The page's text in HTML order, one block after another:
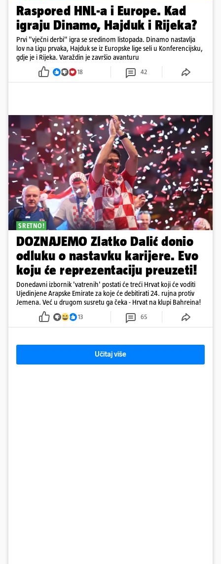
Raspored HNL-a i Europe. Kad
igraju Dinamo, Hajduk i Rijeka?
Prvi "vječni derbi" igra se sredinom listopada. Dinamo nastavlja
lov na Ligu prvaka, Hajduk se iz Europske lige seli u Konferencijsku,
gdje je i Rijeka. Varaždin je završio avanturu
18 42
SRETNO!
DOZNAJEMO Zlatko Dalić donio
odluku o nastavku karijere. Evo
koju će reprezentaciju preuzeti!
Donedavni izbornik 'vatrenih' postati će treći Hrvat koji će voditi
Ujedinjene Arapske Emirate za koje će debitirati 24. rujna protiv
Jemena. Već u drugom susretu ga čeka - Hrvat na klupi Bahreina!
13 65
Učitaj više